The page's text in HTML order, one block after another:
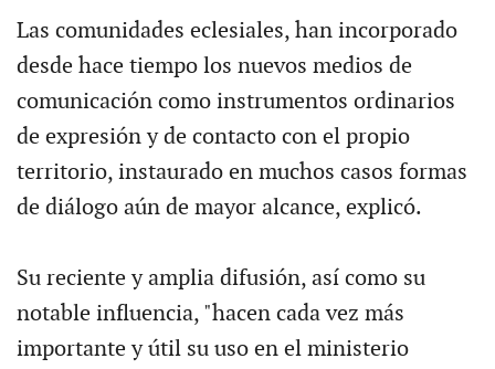
Las comunidades eclesiales, han incorporado
desde hace tiempo los nuevos medios de
comunicación como instrumentos ordinarios
de expresión y de contacto con el propio
territorio, instaurado en muchos casos formas
de diálogo aún de mayor alcance, explicó.
Su reciente y amplia difusión, así como su
notable influencia, "hacen cada vez más
importante y útil su uso en el ministerio